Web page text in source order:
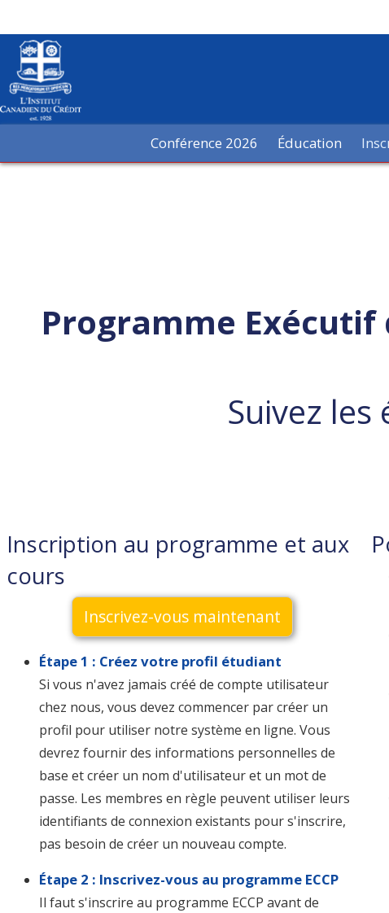
Conférence 2026 Éducation
Programme Exécutif
Suivez
Inscription au programme et aux
cours
Inscrivez-vous maintenant
Étape 1 : Créez votre profil étudiant
Si vous n'avez jamais créé de compte utilisateur
chez nous, vous devez commencer par créer un
profil pour utiliser notre système en ligne. Vous
devrez fournir des informations personnelles de
base et créer un nom d'utilisateur et un mot de
passe. Les membres en règle peuvent utiliser leurs
identifiants de connexion existants pour s'inscrire,
pas besoin de créer un nouveau compte.
Étape 2 : Inscrivez-vous au programme ECCP
Il faut s'inscrire au programme ECCP avant de